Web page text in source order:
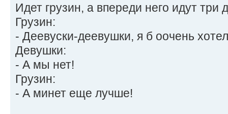
Идет грузин, а впереди него идут три
Грузин:
- Деевуски-деевушки, я б оочень
Девушки:
- А мы нет!
Грузин:
- А минет еще лучше!